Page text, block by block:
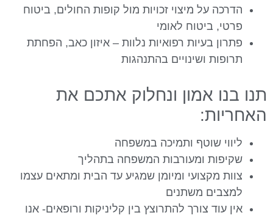
הדרכה על מיצוי זכויות מול קופות החולים, ביטוח
פרטי, ביטוח לאומי
פתרון בעיות רפואיות נלוות – איזון כאב, הפחתת
תרופות ושינויים בהתנהגות
בנו אמון ונחלוק אתכם את
ליווי שוטף ותמיכה במשפחה
שקיפות ומעורבות המשפחה בתהליך
צוות מקצועי ומיומן שמגיע עד הבית ומתאים עצמו
למצבים משתנים
אין עוד צורך להתרוצץ בין קליניקות ורופאים- אנו